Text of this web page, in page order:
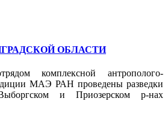
ОБЛАСТИ
комплексной антрополого-
МАЭ РАН проведены разведки
и Приозерском р-нах